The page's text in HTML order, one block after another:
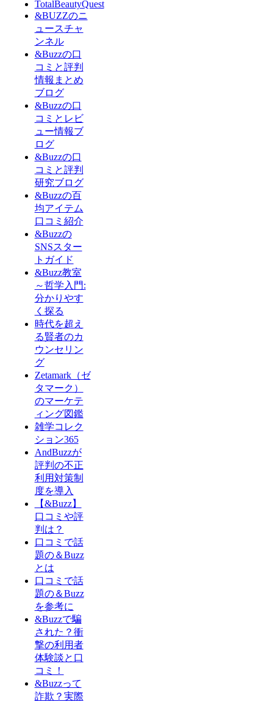
TotalBeautyQuest
&BUZZのニ
ュースチャ
ンネル
&Buzzの口
コミと評判
情報まとめ
ブログ
&Buzzの口
コミとレビ
ュー情報ブ
ログ
&Buzzの口
コミと評判
研究ブログ
&Buzzの百
均アイテム
口コミ紹介
&Buzzの
SNSスター
トガイド
&Buzz教室
～哲学入門:
分かりやす
く探る
時代を超え
る賢者のカ
ウンセリン
グ
Zetamark（ゼ
タマーク）
のマーケテ
ィング図鑑
雑学コレク
ション365
AndBuzzが
評判の不正
利用対策制
度を導入
【&Buzz】
口コミや評
判は？
口コミで話
題の＆Buzz
とは
口コミで話
題の＆Buzz
を参考に
&Buzzで騙
された？衝
撃の利用者
体験談と口
コミ！
&Buzzって
詐欺？実際